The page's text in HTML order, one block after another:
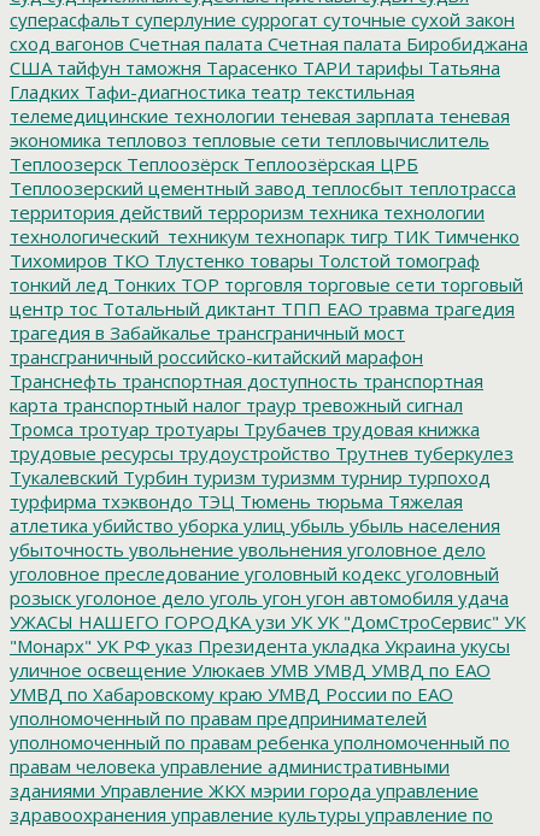
суперасфальт суперлуние суррогат суточные сухой закон
сход вагонов Счетная палата Счетная палата Биробиджана
США тайфун таможня Тарасенко ТАРИ тарифы Татьяна
Гладких Тафи-диагностика театр текстильная
телемедицинские технологии теневая зарплата теневая
экономика тепловоз тепловые сети тепловычислитель
Теплоозерск Теплоозёрск Теплоозёрская ЦРБ
Теплоозерский цементный завод теплосбыт теплотрасса
территория действий терроризм техника технологии
технологический_техникум технопарк тигр ТИК Тимченко
Тихомиров ТКО Тлустенко товары Толстой томограф
тонкий лед Тонких ТОР торговля торговые сети торговый
центр тос Тотальный диктант ТПП ЕАО травма трагедия
трагедия в Забайкалье трансграничный мост
трансграничный российско-китайский марафон
Транснефть транспортная доступность транспортная
карта транспортный налог траур тревожный сигнал
Тромса тротуар тротуары Трубачев трудовая книжка
трудовые ресурсы трудоустройство Трутнев туберкулез
Тукалевский Турбин туризм туризмм турнир турпоход
турфирма тхэквондо ТЭЦ Тюмень тюрьма Тяжелая
атлетика убийство уборка улиц убыль убыль населения
убыточность увольнение увольнения уголовное дело
уголовное преследование уголовный кодекс уголовный
розыск уголоное дело уголь угон угон автомобиля удача
УЖАСЫ НАШЕГО ГОРОДКА узи УК УК "ДомСтроСервис" УК
"Монарх" УК РФ указ Президента укладка Украина укусы
уличное освещение Улюкаев УМВ УМВД УМВД по ЕАО
УМВД по Хабаровскому краю УМВД России по ЕАО
уполномоченный по правам предпринимателей
уполномоченный по правам ребенка уполномоченный по
правам человека управление административными
зданиями Управление ЖКХ мэрии города управление
здравоохранения управление культуры управление по